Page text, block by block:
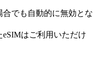
でも自動的に無効とな
eSIMはご利用いただけ